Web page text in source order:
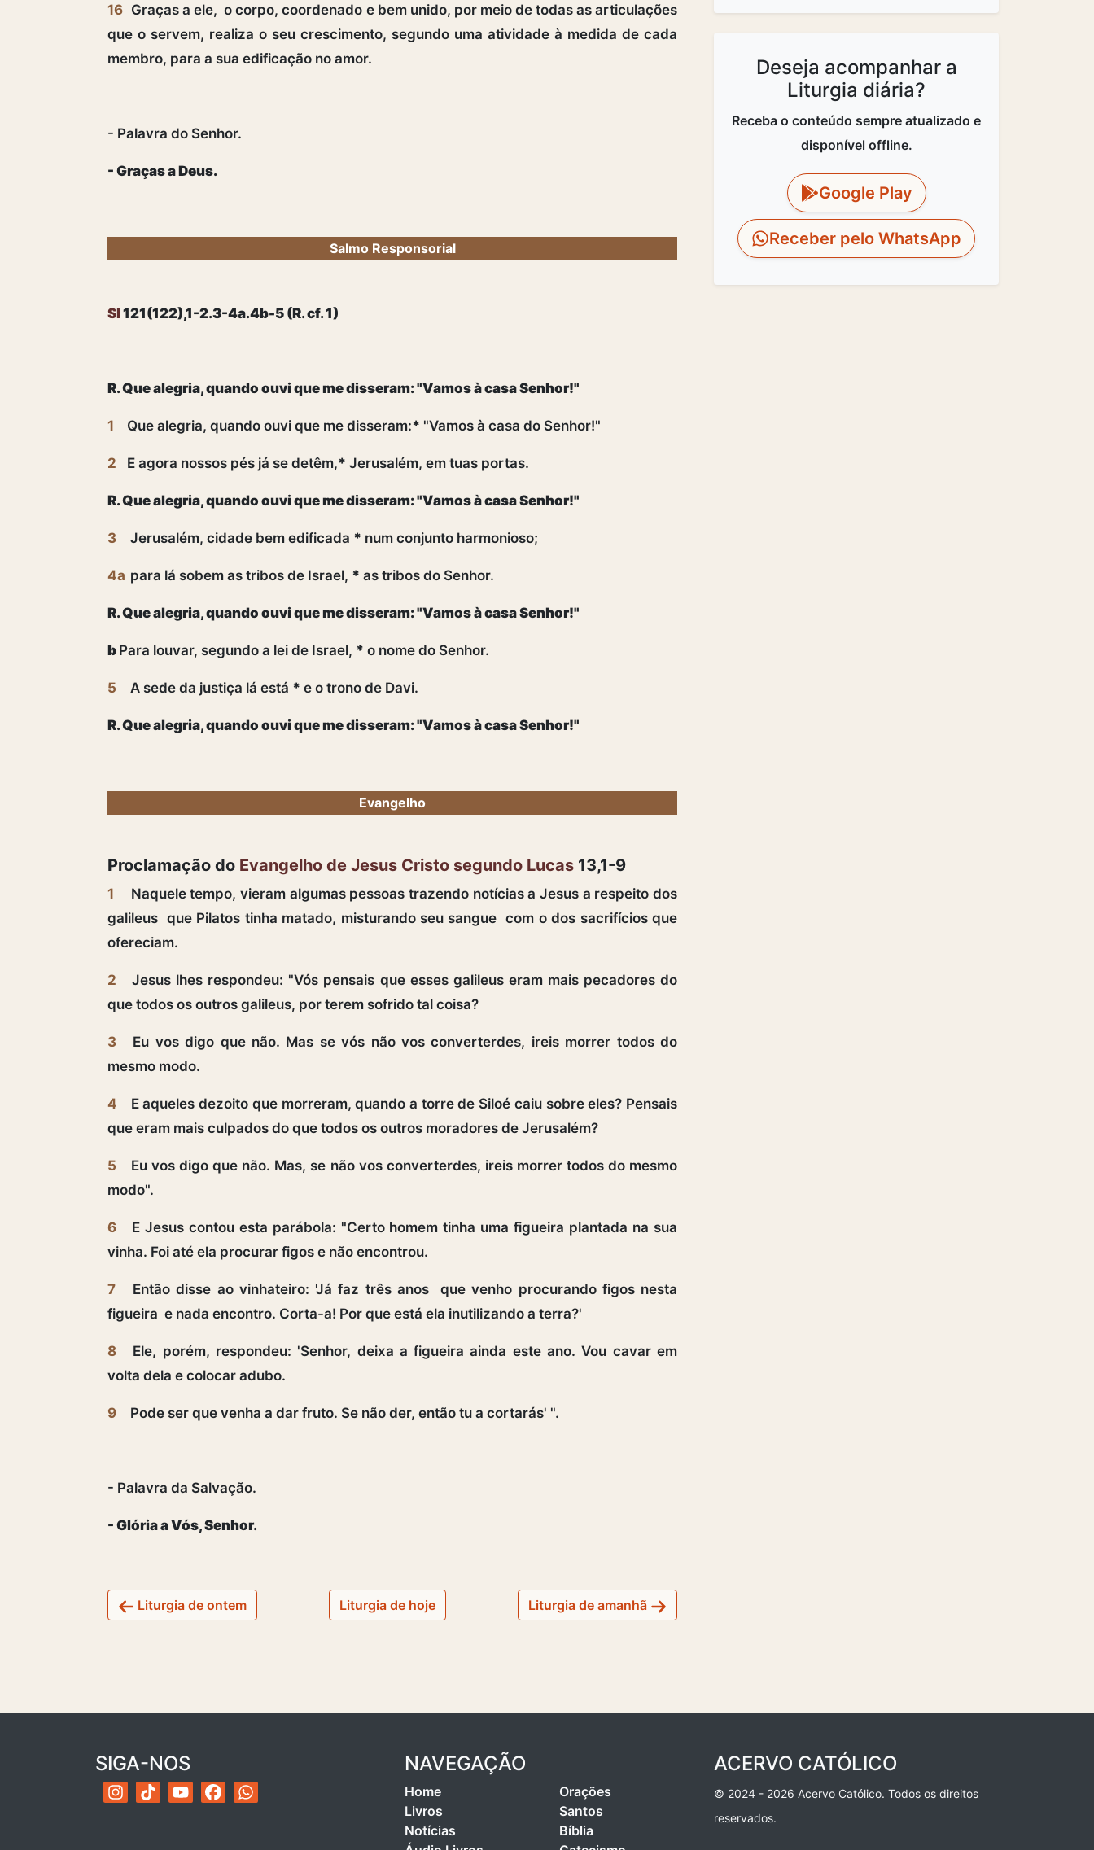
16 Graças a ele, o corpo, coordenado e bem unido, por meio de todas as articulações
que o servem, realiza o seu crescimento, segundo uma atividade à medida de cada
membro, para a sua edificação no amor.
- Palavra do Senhor.
- Graças a Deus.
Salmo Responsorial
Sl121(122),1-2.3-4a.4b-5 (R. cf. 1)
R. Que alegria, quando ouvi que me disseram: "Vamos à casa Senhor!"
1 Que alegria, quando ouvi que me disseram:* "Vamos à casa do Senhor!"
2 E agora nossos pés já se detêm,* Jerusalém, em tuas portas.
R. Que alegria, quando ouvi que me disseram: "Vamos à casa Senhor!"
3 Jerusalém, cidade bem edificada * num conjunto harmonioso;
4a para lá sobem as tribos de Israel, * as tribos do Senhor.
R. Que alegria, quando ouvi que me disseram: "Vamos à casa Senhor!"
b Para louvar, segundo a lei de Israel, * o nome do Senhor.
5 A sede da justiça lá está * e o trono de Davi.
R. Que alegria, quando ouvi que me disseram: "Vamos à casa Senhor!"
Evangelho
Proclamação do Evangelho de Jesus Cristo segundo Lucas 13,1-9
1
Naquele tempo, vieram algumas pessoas trazendo notícias a Jesus a respeito dos
galileus que Pilatos tinha matado, misturando seu sangue com o dos sacrifícios que
ofereciam.
2
Jesus lhes respondeu: "Vós pensais que esses galileus eram mais pecadores do
que todos os outros galileus, por terem sofrido tal coisa?
3
Eu vos digo que não. Mas se vós não vos converterdes, ireis morrer todos do
mesmo modo.
4
E aqueles dezoito que morreram, quando a torre de Siloé caiu sobre eles? Pensais
que eram mais culpados do que todos os outros moradores de Jerusalém?
5
Eu vos digo que não. Mas, se não vos converterdes, ireis morrer todos do mesmo
modo".
6
E Jesus contou esta parábola: "Certo homem tinha uma figueira plantada na sua
vinha. Foi até ela procurar figos e não encontrou.
7
Então disse ao vinhateiro: 'Já faz três anos que venho procurando figos nesta
figueira e nada encontro. Corta-a! Por que está ela inutilizando a terra?'
8
Ele, porém, respondeu: 'Senhor, deixa a figueira ainda este ano. Vou cavar em
volta dela e colocar adubo.
9 Pode ser que venha a dar fruto. Se não der, então tu a cortarás' ".
- Palavra da Salvação.
- Glória a Vós, Senhor.
Liturgia de ontem Liturgia de hoje Liturgia de amanhã
Deseja acompanhar a
Liturgia diária?
Receba o conteúdo sempre atualizado e
disponível offline.
Google Play
Receber pelo WhatsApp
SIGA-NOS NAVEGAÇÃO
Home
Livros
Notícias
Orações
Santos
Bíblia
ACERVO CATÓLICO
© 2024 - 2026 Acervo Católico. Todos os direitos
reservados.